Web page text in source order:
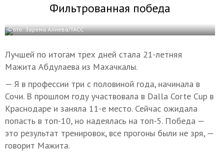
Фильтрованная победа
Фото: Зарема Алиева/ТАСС
Лучшей по итогам трех дней стала 21-летняя
Мажита Абдулаева из Махачкалы.
— Я в профессии три с половиной года, начинала в
Сочи. В прошлом году участвовала в Dalla Corte Cup в
Краснодаре и заняла 11-е место. Сейчас ожидала
попасть в топ-10, но надеялась на топ-5. Победа —
это результат тренировок, все прогоны были не зря, —
говорит Мажита.